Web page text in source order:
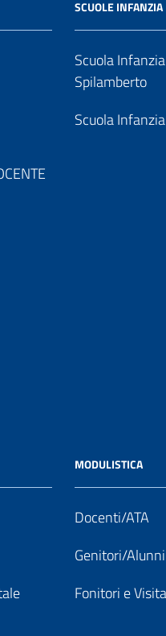
SCUOLE INFANZIA
Scuola
Spilamberto
Scuola
MODULISTICA
Docenti/ATA
Genitori/Alunni
Fonitori e